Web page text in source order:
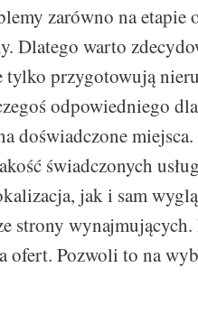
zarówno na etapie
Dlatego warto
przygotowują
odpowiedniego
doświadczone
świadczonych
jak i sam
strony
ofert. Pozwoli to na